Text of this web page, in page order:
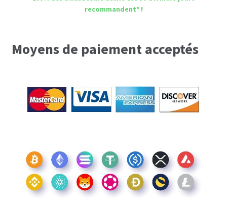
recommandent* !
Moyens de paiement acceptés